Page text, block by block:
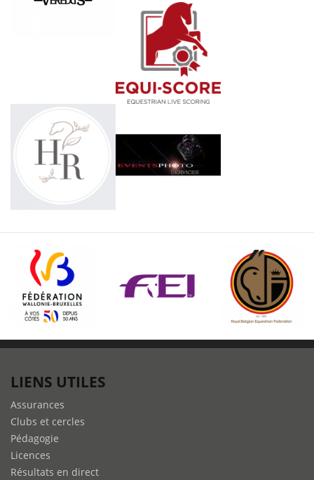
LIENS UTILES
Assurances
Clubs et cercles
Pédagogie
Licences
Résultats en direct